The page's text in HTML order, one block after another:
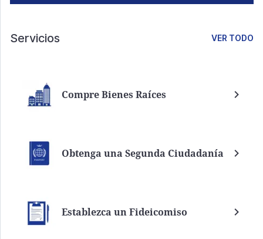
Servicios VER TODO
Compre Bienes Raíces
Obtenga una Segunda Ciudadanía
Establezca un Fideicomiso